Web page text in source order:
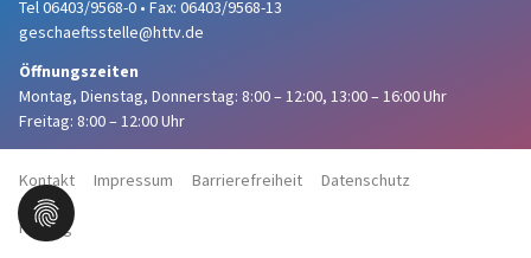
Tel 06403/9568-0 • Fax: 06403/9568-13
geschaeftsstelle@httv.de
Öffnungszeiten
Montag, Dienstag, Donnerstag: 8:00 – 12:00, 13:00 – 16:00 Uhr
Freitag: 8:00 – 12:00 Uhr
Kontakt Impressum Barrierefreiheit Datenschutz
Haftung